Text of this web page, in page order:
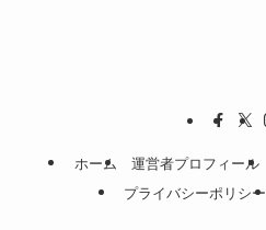
ホーム 運営者プロフィール
プライバシーポリシー